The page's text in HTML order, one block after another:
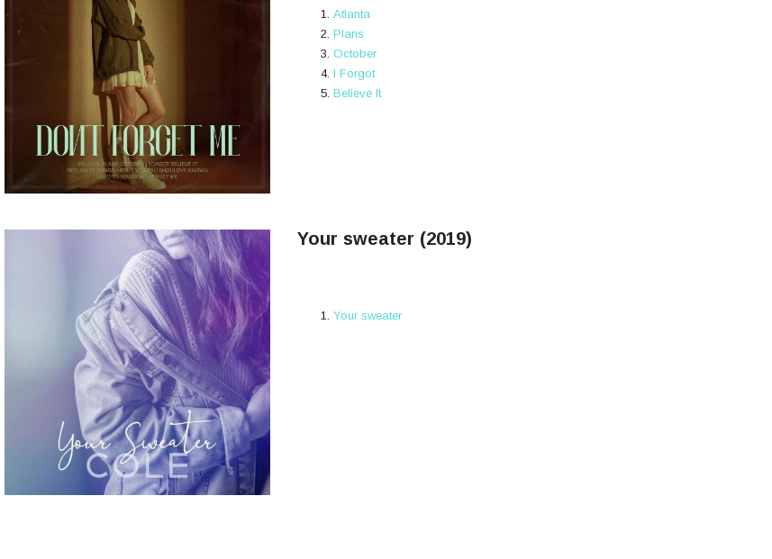
Atlanta
Plans
October
I Forgot
Believe It
Your sweater (2019)
Your sweater